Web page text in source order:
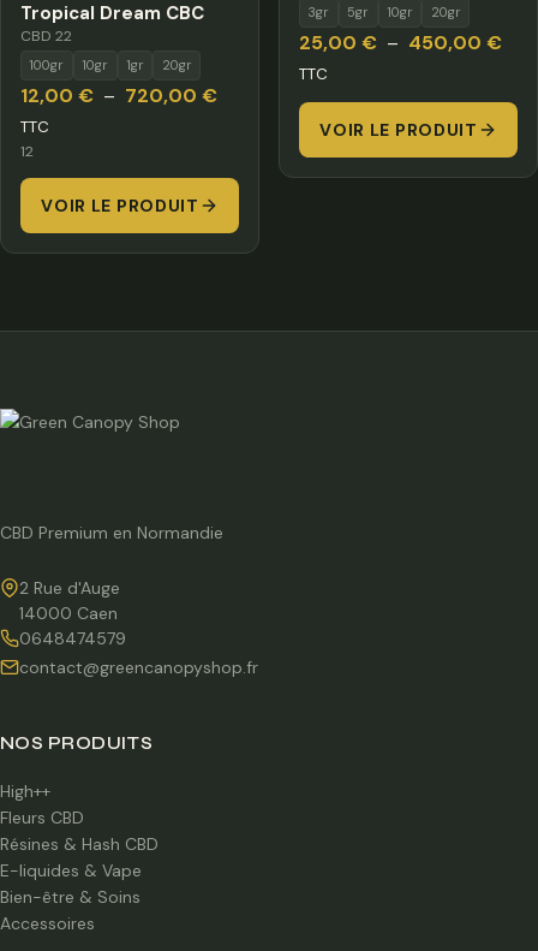
Tropical Dream CBC
CBD 22
100gr 10gr 1gr 20gr
12,00 € – 720,00 €Plage
12,00 €
720,00 €
TTC
12
VOIR LE PRODUIT
3gr 5gr 10gr 20gr
25,00 € – 450,00 €
prix
à
TTC
VOIR LE PRODUIT
CBD Premium en Normandie
2 Rue d'Auge
14000 Caen
0648474579
contact@greencanopyshop.fr
NOS PRODUITS
High++
Fleurs CBD
Résines & Hash CBD
E-liquides & Vape
Bien-être & Soins
Accessoires